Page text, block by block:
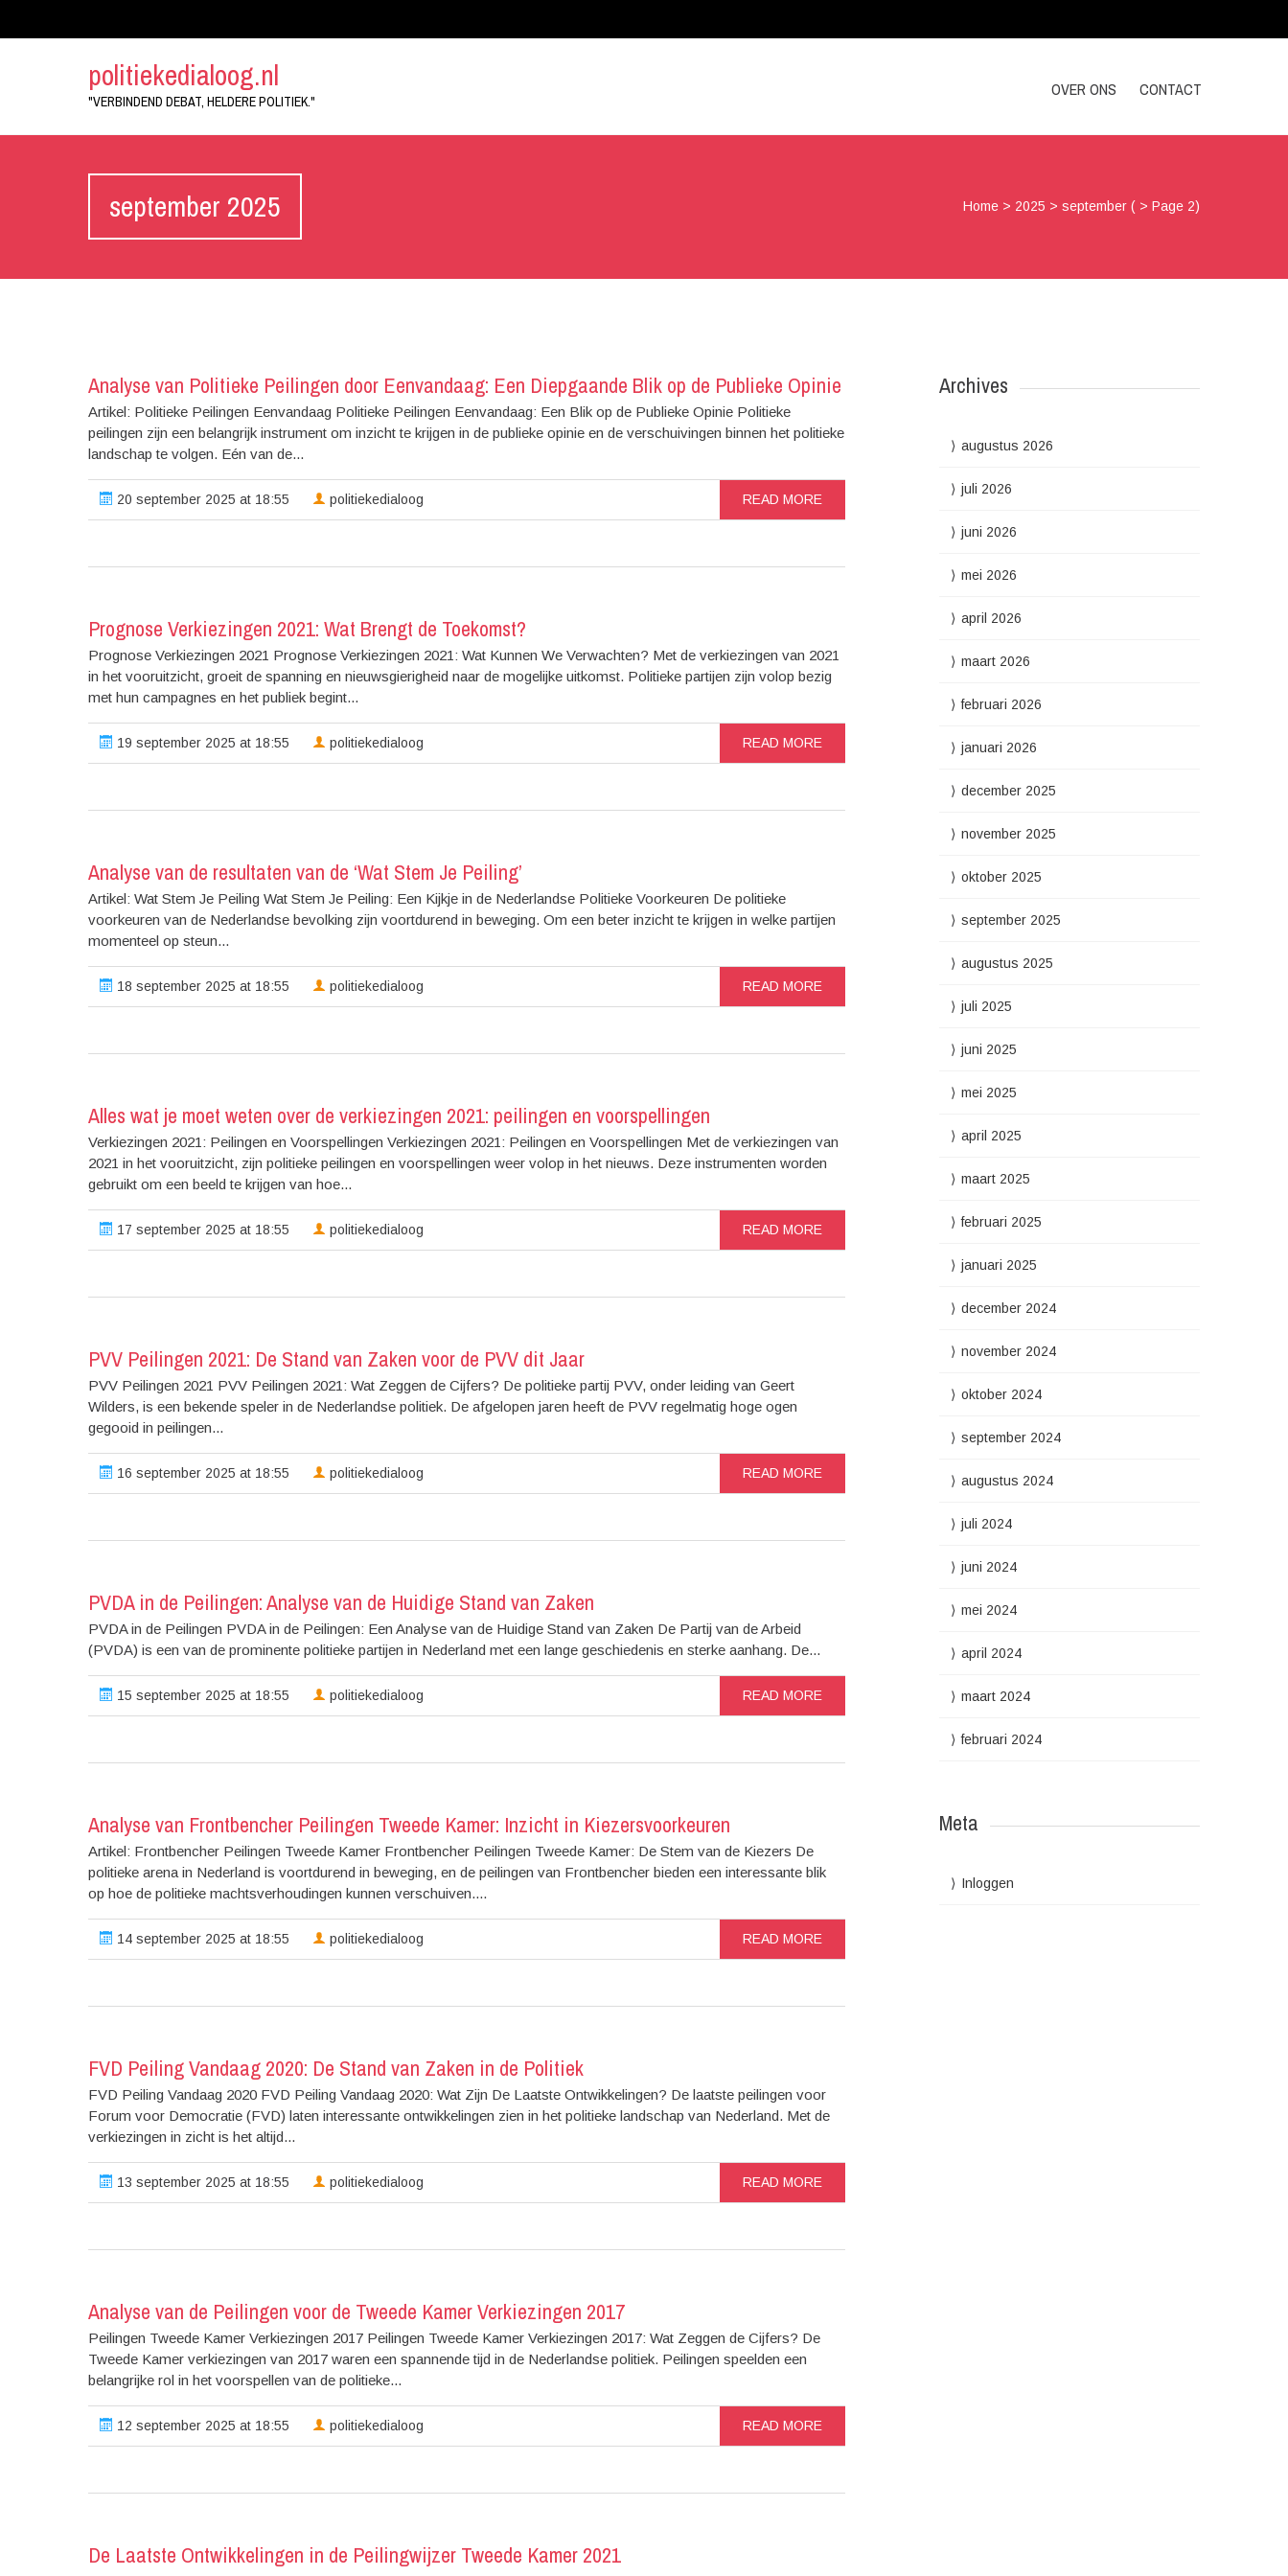
politiekedialoog.nl
"VERBINDEND DEBAT, HELDERE POLITIEK."
OVER ONS CONTACT
september 2025 Home > 2025 >september ( > Page 2)
Analyse van Politieke Peilingen door Eenvandaag: Een Diepgaande Blik op de Publieke Opinie
Artikel: Politieke Peilingen Eenvandaag Politieke Peilingen Eenvandaag: Een Blik op de Publieke Opinie Politieke
peilingen zijn een belangrijk instrument om inzicht te krijgen in de publieke opinie en de verschuivingen binnen het politieke
landschap te volgen. Eén van de...
20 september 2025 at 18:55 politiekedialoog READ MORE
Prognose Verkiezingen 2021: Wat Brengt de Toekomst?
Prognose Verkiezingen 2021 Prognose Verkiezingen 2021: Wat Kunnen We Verwachten? Met de verkiezingen van 2021
in het vooruitzicht, groeit de spanning en nieuwsgierigheid naar de mogelijke uitkomst. Politieke partijen zijn volop bezig
met hun campagnes en het publiek begint...
19 september 2025 at 18:55 politiekedialoog READ MORE
Analyse van de resultaten van de ‘Wat Stem Je Peiling’
Artikel: Wat Stem Je Peiling Wat Stem Je Peiling: Een Kijkje in de Nederlandse Politieke Voorkeuren De politieke
voorkeuren van de Nederlandse bevolking zijn voortdurend in beweging. Om een beter inzicht te krijgen in welke partijen
momenteel op steun...
18 september 2025 at 18:55 politiekedialoog READ MORE
Alles wat je moet weten over de verkiezingen 2021: peilingen en voorspellingen
Verkiezingen 2021: Peilingen en Voorspellingen Verkiezingen 2021: Peilingen en Voorspellingen Met de verkiezingen van
2021 in het vooruitzicht, zijn politieke peilingen en voorspellingen weer volop in het nieuws. Deze instrumenten worden
gebruikt om een beeld te krijgen van hoe...
17 september 2025 at 18:55 politiekedialoog READ MORE
PVV Peilingen 2021: De Stand van Zaken voor de PVV dit Jaar
PVV Peilingen 2021 PVV Peilingen 2021: Wat Zeggen de Cijfers? De politieke partij PVV, onder leiding van Geert
Wilders, is een bekende speler in de Nederlandse politiek. De afgelopen jaren heeft de PVV regelmatig hoge ogen
gegooid in peilingen...
16 september 2025 at 18:55 politiekedialoog READ MORE
PVDA in de Peilingen: Analyse van de Huidige Stand van Zaken
PVDA in de Peilingen PVDA in de Peilingen: Een Analyse van de Huidige Stand van Zaken De Partij van de Arbeid
(PVDA) is een van de prominente politieke partijen in Nederland met een lange geschiedenis en sterke aanhang. De...
15 september 2025 at 18:55 politiekedialoog READ MORE
Analyse van Frontbencher Peilingen Tweede Kamer: Inzicht in Kiezersvoorkeuren
Artikel: Frontbencher Peilingen Tweede Kamer Frontbencher Peilingen Tweede Kamer: De Stem van de Kiezers De
politieke arena in Nederland is voortdurend in beweging, en de peilingen van Frontbencher bieden een interessante blik
op hoe de politieke machtsverhoudingen kunnen verschuiven....
14 september 2025 at 18:55 politiekedialoog READ MORE
FVD Peiling Vandaag 2020: De Stand van Zaken in de Politiek
FVD Peiling Vandaag 2020 FVD Peiling Vandaag 2020: Wat Zijn De Laatste Ontwikkelingen? De laatste peilingen voor
Forum voor Democratie (FVD) laten interessante ontwikkelingen zien in het politieke landschap van Nederland. Met de
verkiezingen in zicht is het altijd...
13 september 2025 at 18:55 politiekedialoog READ MORE
Analyse van de Peilingen voor de Tweede Kamer Verkiezingen 2017
Peilingen Tweede Kamer Verkiezingen 2017 Peilingen Tweede Kamer Verkiezingen 2017: Wat Zeggen de Cijfers? De
Tweede Kamer verkiezingen van 2017 waren een spannende tijd in de Nederlandse politiek. Peilingen speelden een
belangrijke rol in het voorspellen van de politieke...
12 september 2025 at 18:55 politiekedialoog READ MORE
De Laatste Ontwikkelingen in de Peilingwijzer Tweede Kamer 2021
Archives
augustus 2026
juli 2026
juni 2026
mei 2026
april 2026
maart 2026
februari 2026
januari 2026
december 2025
november 2025
oktober 2025
september 2025
augustus 2025
juli 2025
juni 2025
mei 2025
april 2025
maart 2025
februari 2025
januari 2025
december 2024
november 2024
oktober 2024
september 2024
augustus 2024
juli 2024
juni 2024
mei 2024
april 2024
maart 2024
februari 2024
Meta
Inloggen